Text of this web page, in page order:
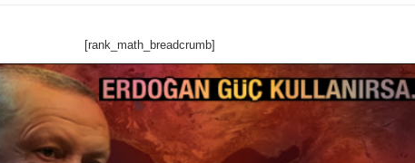
[rank_math_breadcrumb]